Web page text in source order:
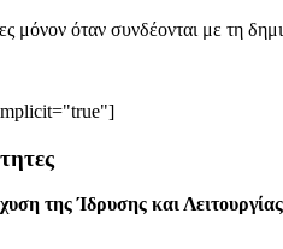
μόνον όταν συνδέονται με τη
της Ίδρυσης και